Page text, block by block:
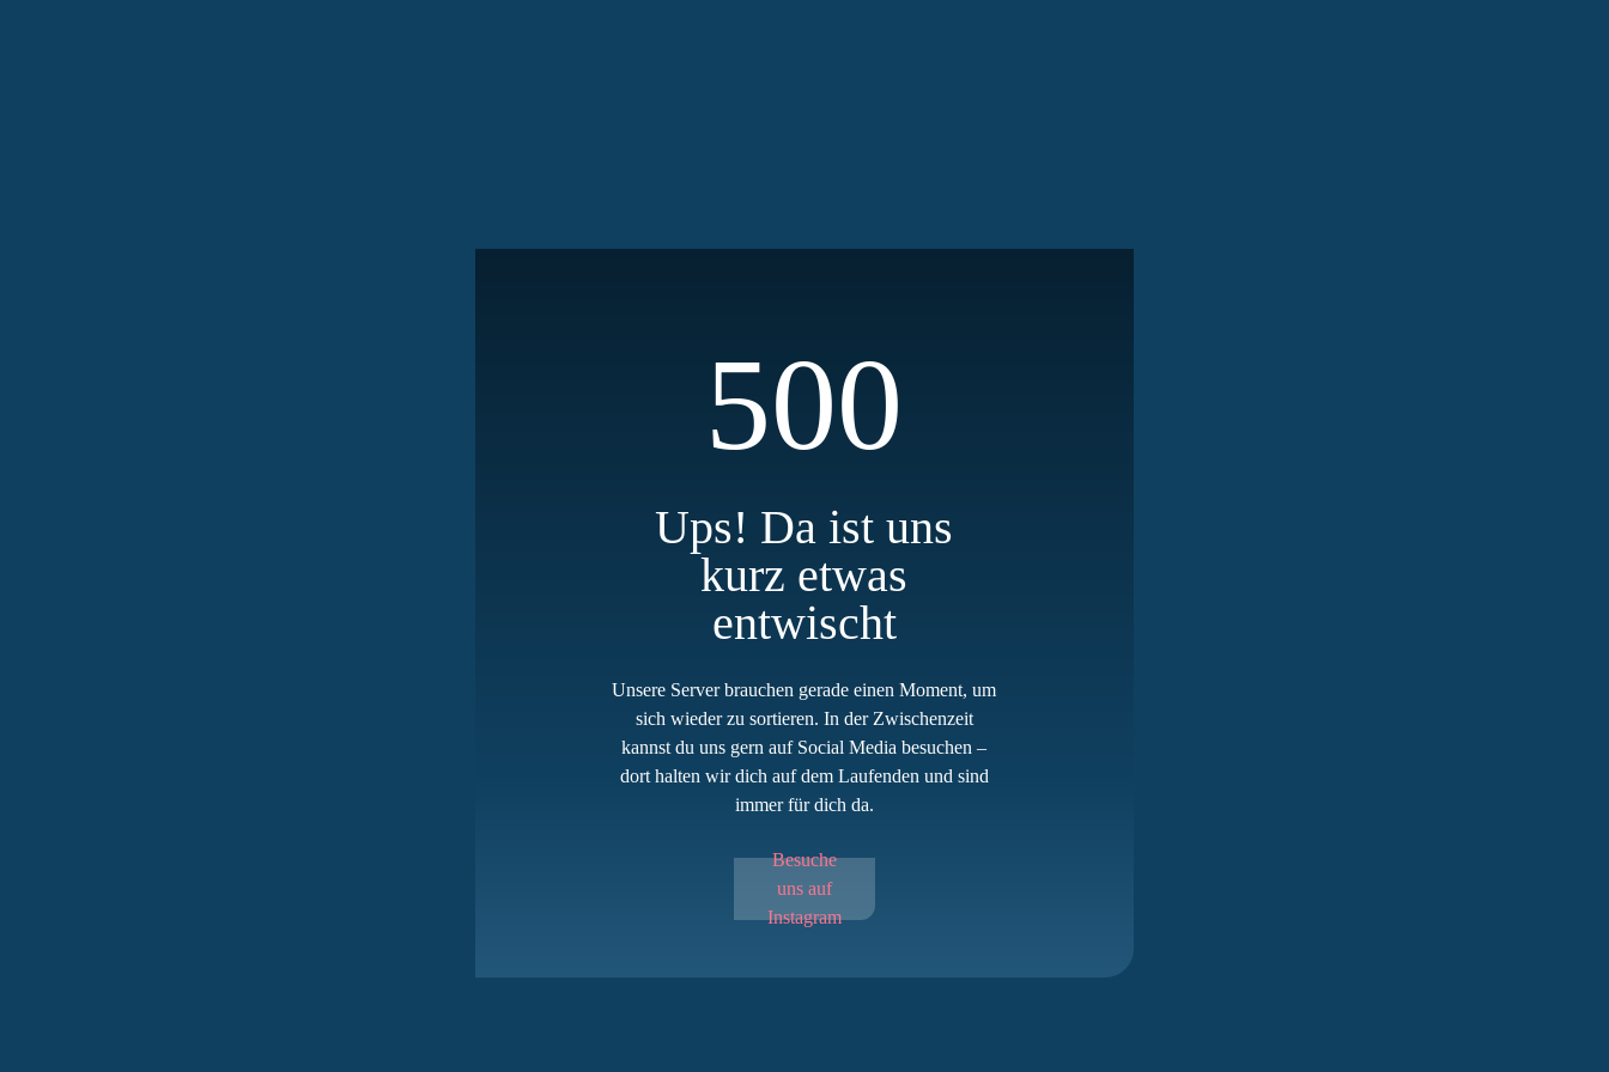
500
Ups! Da ist uns
kurz etwas
entwischt
Unsere Server brauchen gerade einen Moment, um
sich wieder zu sortieren. In der Zwischenzeit
kannst du uns gern auf Social Media besuchen –
dort halten wir dich auf dem Laufenden und sind
immer für dich da.
Besuche
uns auf
Instagram